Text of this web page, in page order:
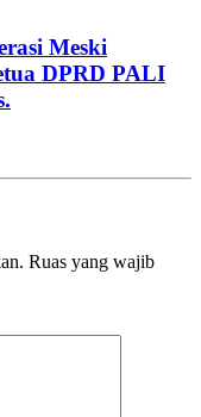
Meski
DPRD PALI
Ruas yang wajib